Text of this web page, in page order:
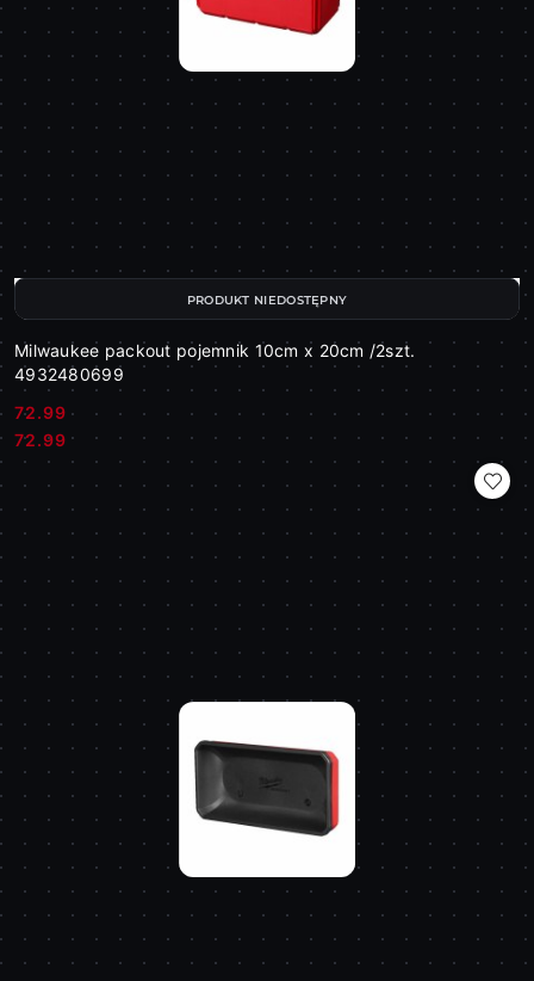
Milwaukee packout pojemnik 10cm x 20cm /2szt.
4932480699
Cena:
72.99
Cena:
72.99
PRODUKT NIEDOSTĘPNY